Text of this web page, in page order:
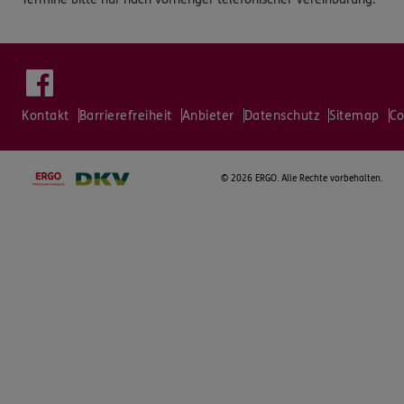
Kontakt Barrierefreiheit Anbieter Datenschutz Sitemap
© 2026 ERGO. Alle Rechte vorbehalten.